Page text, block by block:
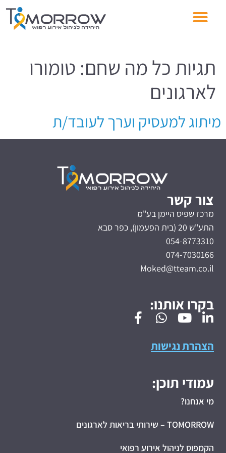
תגיות כל מה שחם: טומורו
לארגונים
מיתוג למעסיק וערך לעובד/ת
צור קשר
מרכז שפיס היימן בע"מ
התע"ש 20 (בית הפעמון), כפר סבא
054-8773310
074-7030166
Moked@tteam.co.il
בקרו אותנו:
הצהרת נגישות
עמודי תוכן:
מי אנחנו?
TOMORROW – שירותי בריאות לארגונים
הקמפוס לניהול אירוע רפואי